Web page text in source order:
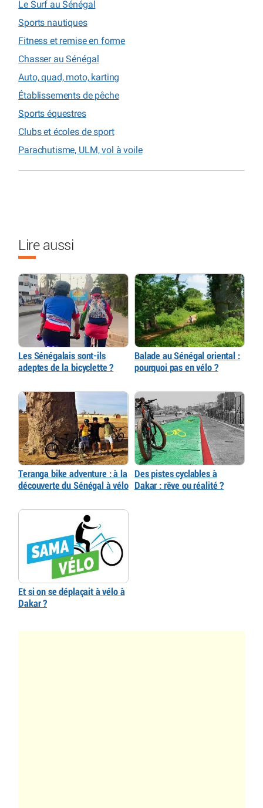
Le Surf au Sénégal
Sports nautiques
Fitness et remise en forme
Chasser au Sénégal
Auto, quad, moto, karting
Établissements de pêche
Sports équestres
Clubs et écoles de sport
Parachutisme, ULM, vol à voile
Lire aussi
Les Sénégalais sont-ils
adeptes de la bicyclette ?
Balade au Sénégal oriental :
pourquoi pas en vélo ?
Teranga bike adventure : à la
découverte du Sénégal à vélo
Des pistes cyclables à
Dakar : rêve ou réalité ?
Et si on se déplaçait à vélo à
Dakar ?